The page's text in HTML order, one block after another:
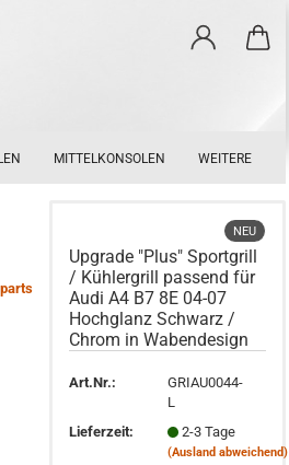
MITTELKONSOLEN WEITERE
NEU
Upgrade "Plus" Sportgrill
/ Kühlergrill passend für
Audi A4 B7 8E 04-07
Hochglanz Schwarz /
Chrom in Wabendesign
Art.Nr.:
GRIAU0044-
L
Lieferzeit:
2-3 Tage
(Ausland abweichend)